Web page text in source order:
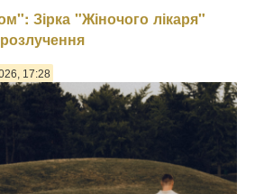
Холоденко зізналася, що в
партнера, назвавши це помстою за
а також заявила, що вдавалася до
щодо чоловікаПро це Холоденко
де відповідала на зап...
Зірка "Жіночого лікаря"
17:28